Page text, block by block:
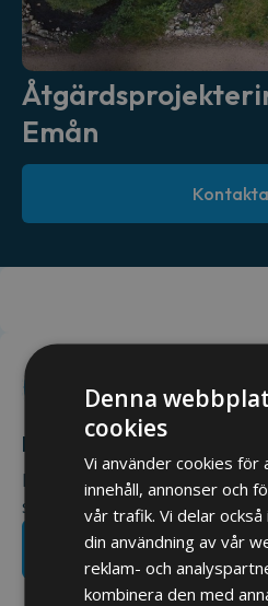
Emån
Har du ett projekt på
Hör av dig till oss så
som möjligt.
Ta kontakt
Denna
cookies
Vi använder cookies för
innehåll, annonser och
vår trafik. Vi delar
din användning av vår
reklam- och
kombinera den med